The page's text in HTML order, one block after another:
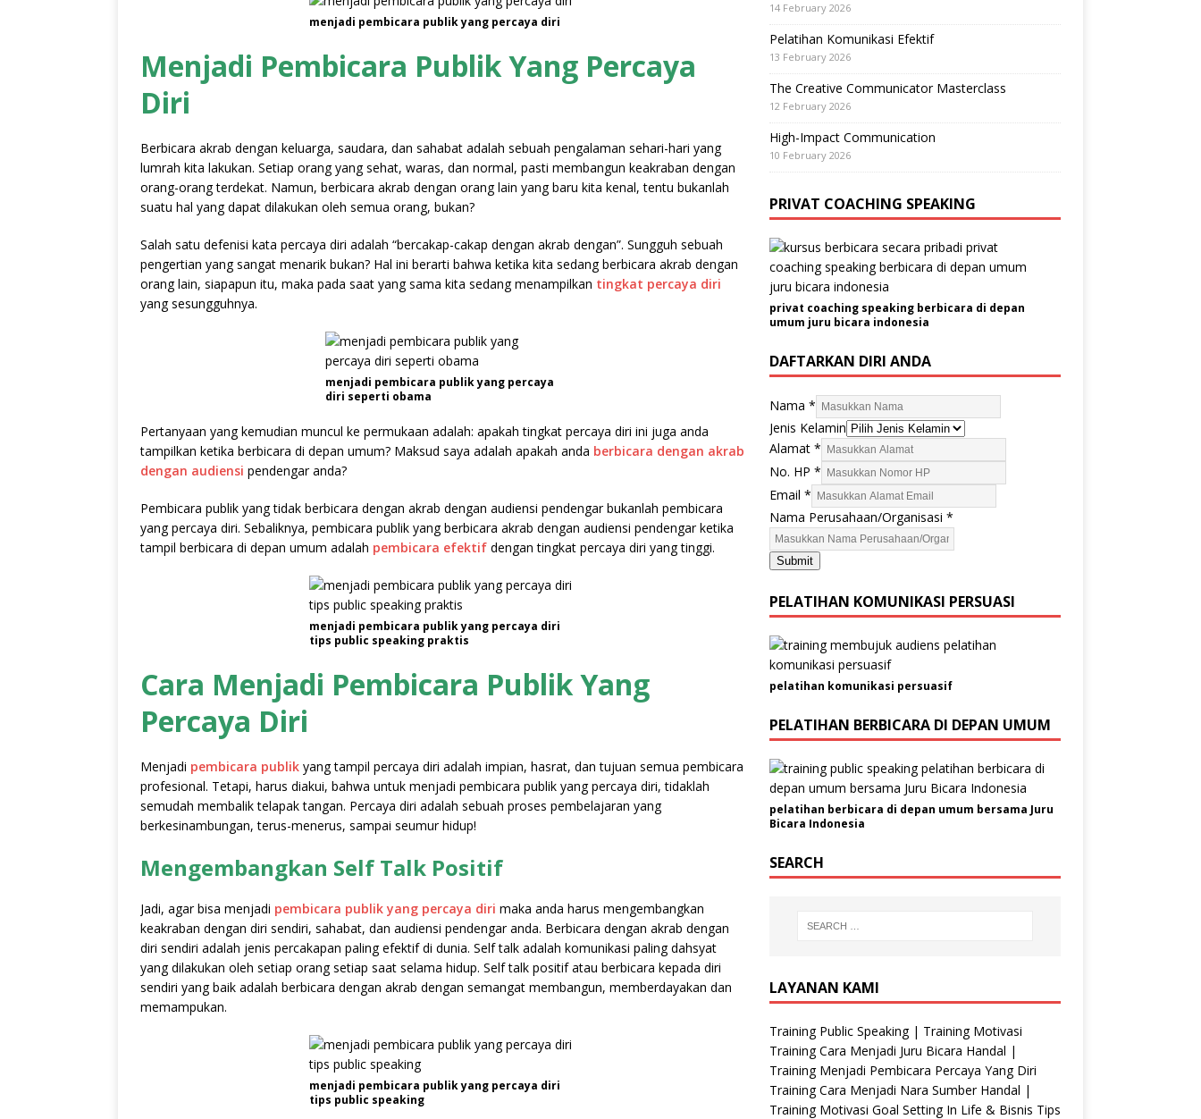
menjadi pembicara publik yang percaya diri
Menjadi Pembicara Publik Yang Percaya
Diri
Berbicara akrab dengan keluarga, saudara, dan sahabat adalah sebuah pengalaman sehari-hari yang
lumrah kita lakukan. Setiap orang yang sehat, waras, dan normal, pasti membangun keakraban dengan
orang-orang terdekat. Namun, berbicara akrab dengan orang lain yang baru kita kenal, tentu bukanlah
suatu hal yang dapat dilakukan oleh semua orang, bukan?
Salah satu defenisi kata percaya diri adalah “bercakap-cakap dengan akrab dengan”. Sungguh sebuah
pengertian yang sangat menarik bukan? Hal ini berarti bahwa ketika kita sedang berbicara akrab dengan
orang lain, siapapun itu, maka pada saat yang sama kita sedang menampilkan tingkat percaya diri
yang sesungguhnya.
menjadi pembicara publik yang percaya
diri seperti obama
Pertanyaan yang kemudian muncul ke permukaan adalah: apakah tingkat percaya diri ini juga anda
tampilkan ketika berbicara di depan umum? Maksud saya adalah apakah anda berbicara dengan akrab
dengan audiensi pendengar anda?
Pembicara publik yang tidak berbicara dengan akrab dengan audiensi pendengar bukanlah pembicara
yang percaya diri. Sebaliknya, pembicara publik yang berbicara akrab dengan audiensi pendengar ketika
tampil berbicara di depan umum adalah pembicara efektif dengan tingkat percaya diri yang tinggi.
menjadi pembicara publik yang percaya diri
tips public speaking praktis
Cara Menjadi Pembicara Publik Yang
Percaya Diri
Menjadi pembicara publik yang tampil percaya diri adalah impian, hasrat, dan tujuan semua pembicara
profesional. Tetapi, harus diakui, bahwa untuk menjadi pembicara publik yang percaya diri, tidaklah
semudah membalik telapak tangan. Percaya diri adalah sebuah proses pembelajaran yang
berkesinambungan, terus-menerus, sampai seumur hidup!
Mengembangkan Self Talk Positif
Jadi, agar bisa menjadi pembicara publik yang percaya diri maka anda harus mengembangkan
keakraban dengan diri sendiri, sahabat, dan audiensi pendengar anda. Berbicara dengan akrab dengan
diri sendiri adalah jenis percakapan paling efektif di dunia. Self talk adalah komunikasi paling dahsyat
yang dilakukan oleh setiap orang setiap saat selama hidup. Self talk positif atau berbicara kepada diri
sendiri yang baik adalah berbicara dengan akrab dengan semangat membangun, memberdayakan dan
memampukan.
menjadi pembicara publik yang percaya diri
tips public speaking
14 February 2026
Pelatihan Komunikasi Efektif
13 February 2026
The Creative Communicator Masterclass
12 February 2026
High-Impact Communication
10 February 2026
PRIVAT COACHING SPEAKING
privat coaching speaking berbicara di depan
umum juru bicara indonesia
DAFTARKAN DIRI ANDA
Nama *
Jenis Kelamin
Alamat *
No. HP *
Email *
K
e
l
a
m
i
n
N
a
m
N
m
a
Nama Perusahaan/Organisasi *
Submit
PELATIHAN KOMUNIKASI PERSUASI
pelatihan komunikasi persuasif
PELATIHAN BERBICARA DI DEPAN UMUM
pelatihan berbicara di depan umum bersama Juru
Bicara Indonesia
SEARCH
LAYANAN KAMI
Training Public Speaking | Training Motivasi
Training Cara Menjadi Juru Bicara Handal |
Training Menjadi Pembicara Percaya Yang Diri
Training Cara Menjadi Nara Sumber Handal |
Training Motivasi Goal Setting In Life & Bisnis Tips